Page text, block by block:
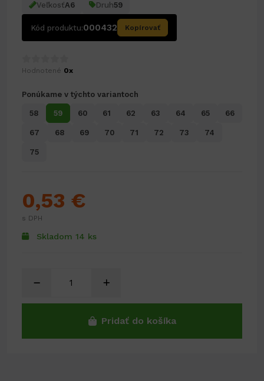
VeľkosťA6 Druh59
Kód produktu:000432 Kopírovať
Hodnotené 0x
Ponúkame v týchto variantoch
58 59 60 61 62 63 64 65 66
67 68 69 70 71 72 73 74
75
Skladom 14 ks
0,53 €
s DPH
Pridať do košíka